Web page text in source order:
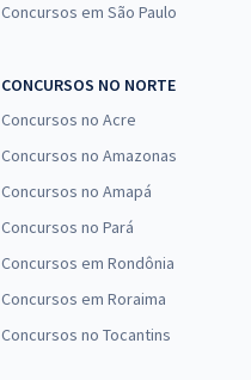
Concursos em São Paulo
CONCURSOS NO NORTE
Concursos no Acre
Concursos no Amazonas
Concursos no Amapá
Concursos no Pará
Concursos em Rondônia
Concursos em Roraima
Concursos no Tocantins